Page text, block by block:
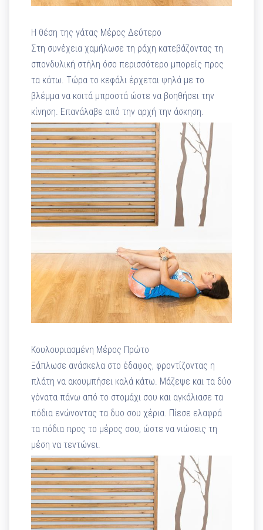
H θέση της γάτας Μέρος Δεύτερο
Στη συνέχεια χαμήλωσε τη ράχη κατεβάζοντας τη
σπονδυλική στήλη όσο περισσότερο μπορείς προς
τα κάτω. Τώρα το κεφάλι έρχεται ψηλά με το
βλέμμα να κοιτά μπροστά ώστε να βοηθήσει την
κίνηση. Επανάλαβε από την αρχή την άσκηση.
Κουλουριασμένη Μέρος Πρώτο
Ξάπλωσε ανάσκελα στο έδαφος, φροντίζοντας η
πλάτη να ακουμπήσει καλά κάτω. Μάζεψε και τα δύο
γόνατα πάνω από το στομάχι σου και αγκάλιασε τα
πόδια ενώνοντας τα δυο σου χέρια. Πίεσε ελαφρά
τα πόδια προς το μέρος σου, ώστε να νιώσεις τη
μέση να τεντώνει.